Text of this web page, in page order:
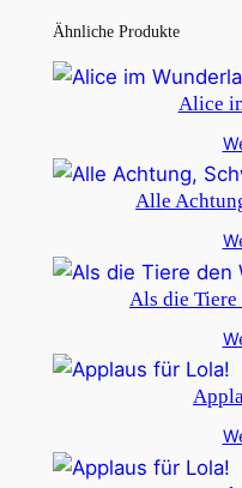
Ähnliche Produkte
Alice
Alle
Als die